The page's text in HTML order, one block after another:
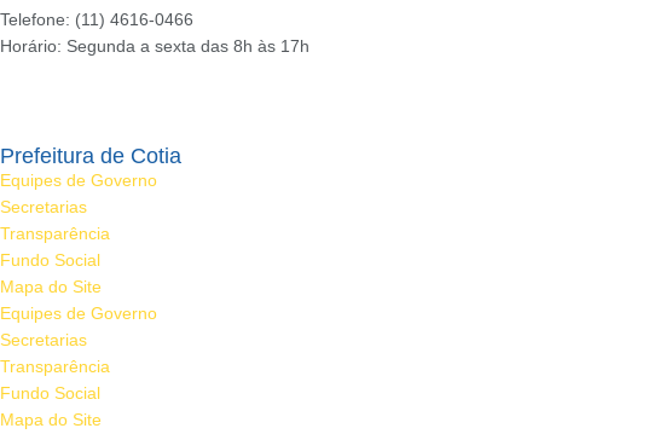
Telefone: (11) 4616-0466
Horário: Segunda a sexta das 8h às 17h
Prefeitura de Cotia
Equipes de Governo
Secretarias
Transparência
Fundo Social
Mapa do Site
Equipes de Governo
Secretarias
Transparência
Fundo Social
Mapa do Site